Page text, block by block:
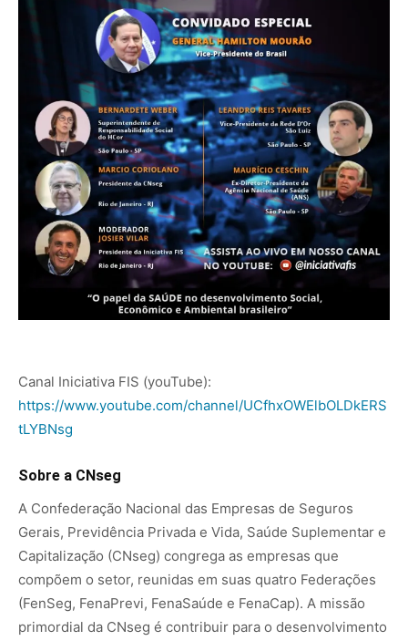
Canal Iniciativa FIS (youTube):
https://www.youtube.com/channel/UCfhxOWElbOLDkERS
tLYBNsg
Sobre a CNseg
A Confederação Nacional das Empresas de Seguros
Gerais, Previdência Privada e Vida, Saúde Suplementar e
Capitalização (CNseg) congrega as empresas que
compõem o setor, reunidas em suas quatro Federações
(FenSeg, FenaPrevi, FenaSaúde e FenaCap). A missão
primordial da CNseg é contribuir para o desenvolvimento